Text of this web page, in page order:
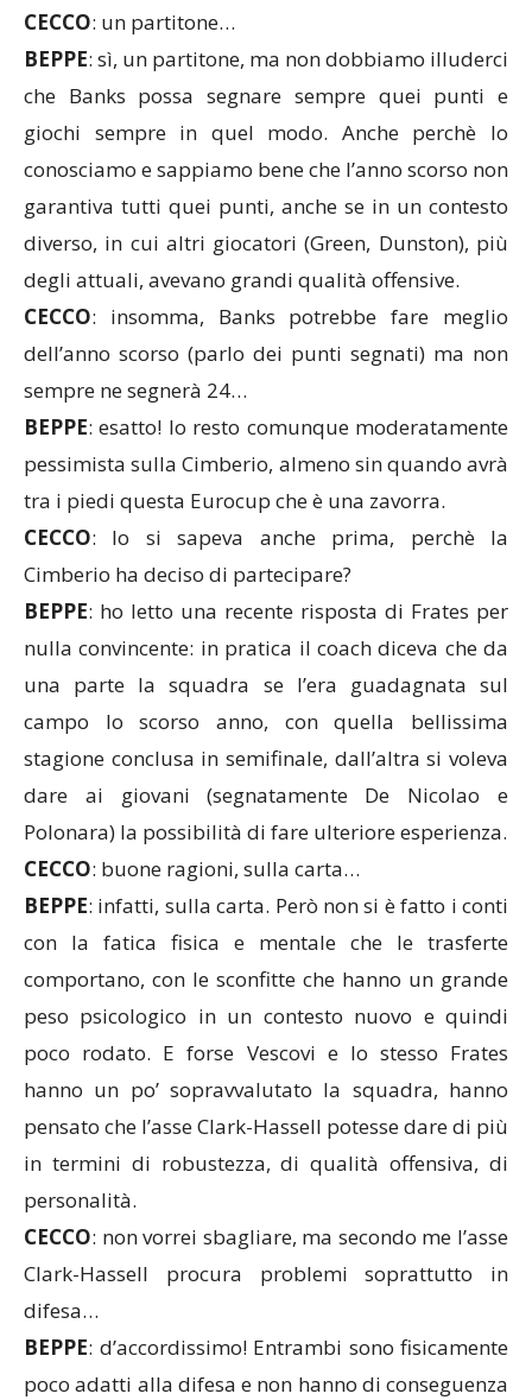
CECCO: un partitone…
BEPPE: sì, un partitone, ma non dobbiamo illuderci
che Banks possa segnare sempre quei punti e
giochi sempre in quel modo. Anche perchè lo
conosciamo e sappiamo bene che l’anno scorso non
garantiva tutti quei punti, anche se in un contesto
diverso, in cui altri giocatori (Green, Dunston), più
degli attuali, avevano grandi qualità offensive.
CECCO: insomma, Banks potrebbe fare meglio
dell’anno scorso (parlo dei punti segnati) ma non
sempre ne segnerà 24…
BEPPE: esatto! Io resto comunque moderatamente
pessimista sulla Cimberio, almeno sin quando avrà
tra i piedi questa Eurocup che è una zavorra.
CECCO: lo si sapeva anche prima, perchè la
Cimberio ha deciso di partecipare?
BEPPE: ho letto una recente risposta di Frates per
nulla convincente: in pratica il coach diceva che da
una parte la squadra se l’era guadagnata sul
campo lo scorso anno, con quella bellissima
stagione conclusa in semifinale, dall’altra si voleva
dare ai giovani (segnatamente De Nicolao e
Polonara) la possibilità di fare ulteriore esperienza.
CECCO: buone ragioni, sulla carta…
BEPPE: infatti, sulla carta. Però non si è fatto i conti
con la fatica fisica e mentale che le trasferte
comportano, con le sconfitte che hanno un grande
peso psicologico in un contesto nuovo e quindi
poco rodato. E forse Vescovi e lo stesso Frates
hanno un po’ sopravvalutato la squadra, hanno
pensato che l’asse Clark-Hassell potesse dare di più
in termini di robustezza, di qualità offensiva, di
personalità.
CECCO: non vorrei sbagliare, ma secondo me l’asse
Clark-Hassell procura problemi soprattutto in
difesa…
BEPPE: d’accordissimo! Entrambi sono fisicamente
poco adatti alla difesa e non hanno di conseguenza